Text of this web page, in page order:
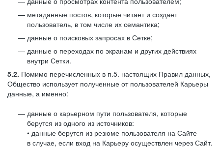
метаданные постов, которые читает и создает
пользователь, в том числе их семантика;
данные о поисковых запросах в Сетке;
данные о переходах по экранам и других действиях
внутри Сетки.
5.2. Помимо перечисленных в п.5. настоящих Правил данных,
Общество использует полученные от пользователей Карьеры
данные, а именно:
данные о карьерном пути пользователя, которые
берутся из одного из источников:
• данные берутся из резюме пользователя на Сайте
в случае, если вход на Карьеру осуществлен через Сайт.